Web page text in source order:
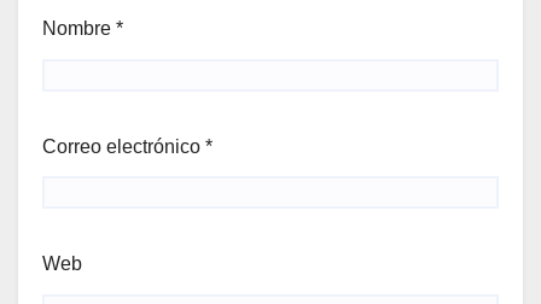
Nombre *
Correo electrónico *
Web